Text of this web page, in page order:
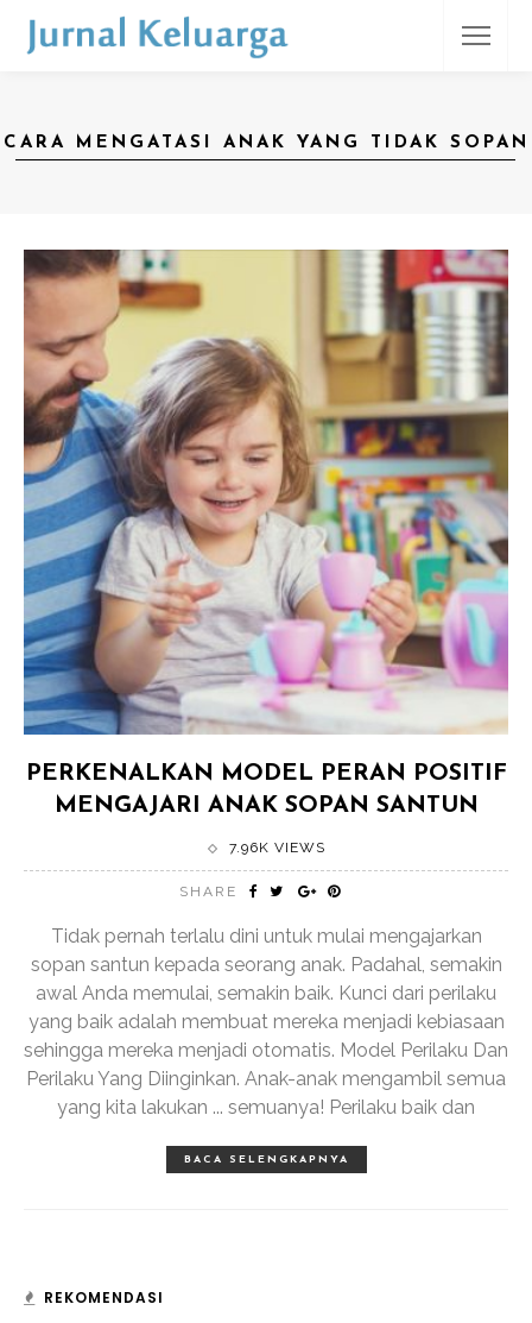
CARA MENGATASI ANAK YANG TIDAK SOPAN
PERKENALKAN MODEL PERAN POSITIF
MENGAJARI ANAK SOPAN SANTUN
7.96K VIEWS
SHARE
Tidak pernah terlalu dini untuk mulai mengajarkan
sopan santun kepada seorang anak. Padahal, semakin
awal Anda memulai, semakin baik. Kunci dari perilaku
yang baik adalah membuat mereka menjadi kebiasaan
sehingga mereka menjadi otomatis. Model Perilaku Dan
Perilaku Yang Diinginkan. Anak-anak mengambil semua
yang kita lakukan ... semuanya! Perilaku baik dan
BACA SELENGKAPNYA
REKOMENDASI